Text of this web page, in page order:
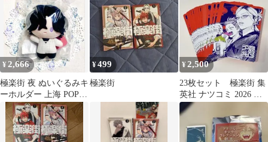
¥2,666
極楽街 夜 ぬいぐるみキ
ーホルダー 上海 POP
UP 限定
¥499
極楽街
¥2,500
23枚セット 極楽街 集
英社 ナツコミ 2026 メ
タキラカード